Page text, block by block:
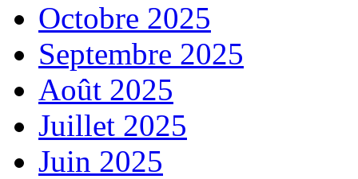
Octobre 2025
Septembre 2025
Août 2025
Juillet 2025
Juin 2025